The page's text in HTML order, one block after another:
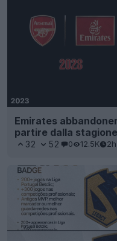
Emirates
partire dalla
32 52 0 12.5K 2h